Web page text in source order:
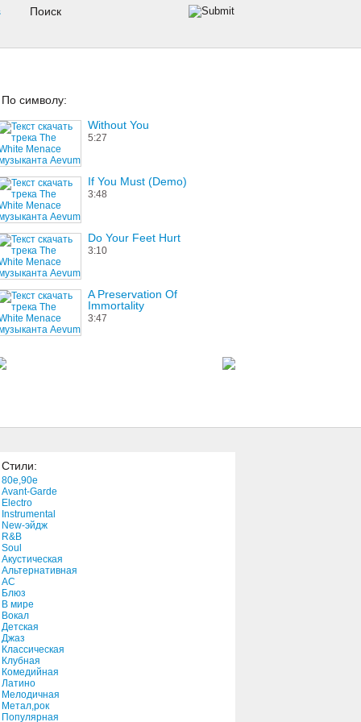
По символу:
Without You
5:27
If You Must (Demo)
3:48
Do Your Feet Hurt
3:10
A Preservation Of
Immortality
3:47
3:47
Стили:
80e,90e
Avant-Garde
Electro
Instrumental
New-эйдж
R&B
Soul
Акустическая
Альтернативная
АС
Блюз
В мире
Вокал
Детская
Джаз
Классическая
Клубная
Комедийная
Латино
Мелодичная
Метал,рок
Популярная